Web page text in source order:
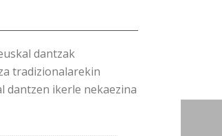
dantzak
tradizionalarekin
dantzen ikerle nekaezina